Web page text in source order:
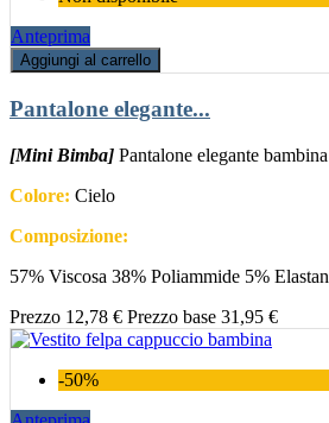
Anteprima
Aggiungi al carrello
Pantalone elegante...
[Mini Bimba] Pantalone elegante bambina
Colore: Cielo
Composizione:
57% Viscosa 38% Poliammide 5% Elastan
Prezzo 12,78 € Prezzo base 31,95 €
-50%